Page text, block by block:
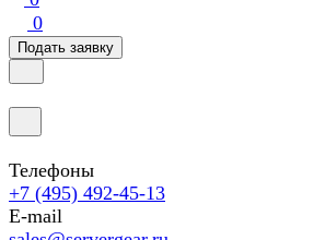
0
Подать заявку
Телефоны
+7 (495) 492-45-13
E-mail